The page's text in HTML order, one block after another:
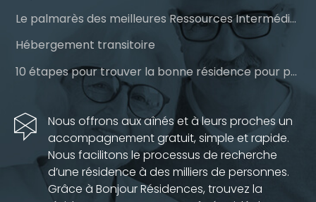
Le palmarès des meilleures Ressources Intermédiaires (RI)
Hébergement transitoire
10 étapes pour trouver la bonne résidence pour personnes âgées
Nous offrons aux aînés et à leurs proches un
accompagnement gratuit, simple et rapide.
Nous facilitons le processus de recherche
d’une résidence à des milliers de personnes.
Grâce à Bonjour Résidences, trouvez la